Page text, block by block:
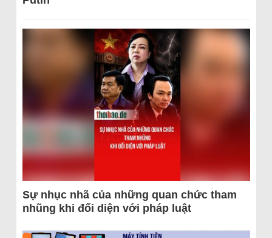
Sự nhục nhã của những quan chức tham
nhũng khi đối diện với pháp luật